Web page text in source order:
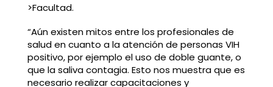
>Facultad.
“Aún existen mitos entre los profesionales de
salud en cuanto a la atención de personas VIH
positivo, por ejemplo el uso de doble guante, o
que la saliva contagia. Esto nos muestra que es
necesario realizar capacitaciones y